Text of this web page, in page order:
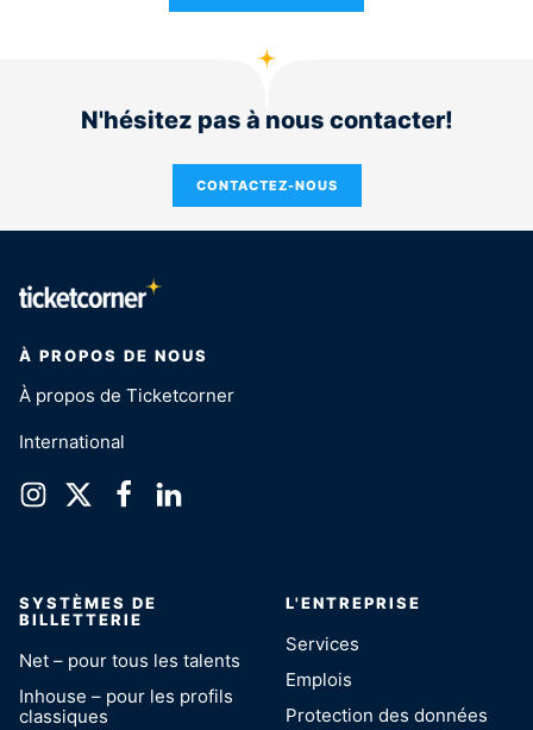
N'hésitez pas à nous contacter!
CONTACTEZ-NOUS
À PROPOS DE NOUS
À propos de Ticketcorner
International
SYSTÈMES DE
BILLETTERIE
Net – pour tous les talents
Inhouse – pour les profils
classiques
L'ENTREPRISE
Services
Emplois
Protection des données